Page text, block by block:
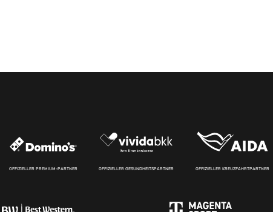
OFFIZIELLER PREMIUM-PARTNER OFFIZIELLER GESUNDHEITSPARTNER OFFIZIELLER KREUZFAHRTPARTNER